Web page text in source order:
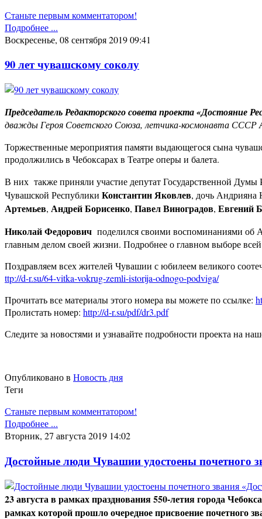
Станьте первым комментатором!
Подробнее ...
Воскресенье, 08 сентября 2019 09:41
90 лет чувашскому соколу
Председатель Редакторского совета проекта «Достояние
дважды Героя Советского Союза, летчика-космонавта СССР
Торжественные мероприятия памяти выдающегося сына
продолжились в Чебоксарах в Театре оперы и балета.
В них также приняли участие депутат Государственной
Чувашской Республики Константин Яковлев, дочь Андрияна
Артемьев, Андрей Борисенко, Павел Виноградов, Евгений
Николай Федорович поделился своими воспоминаниями об
главным делом своей жизни. Подробнее о главном выборе
Поздравляем всех жителей Чувашии с юбилеем великого
ttp://d-r.su/64-vitka-vokrug-zemli-istorija-odnogo-podviga/
Прочитать все материалы этого номера вы можете по ссылке:
Пролистать номер: http://d-r.su/pdf/dr3.pdf
Следите за новостями и узнавайте подробности проекта на
Опубликовано в Новость дня
Теги
Станьте первым комментатором!
Подробнее ...
Вторник, 27 августа 2019 14:02
Достойные люди Чувашии удостоены почетного
23 августа в рамках празднования 550-летия города
рамках которой прошло очередное присвоение почетного